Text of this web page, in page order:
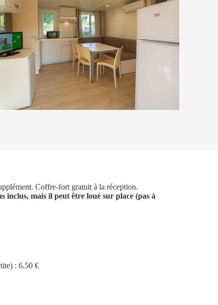
Coffre-fort gratuit à la réception.
inclus, mais il peut être loué sur place (pas à
: 6,50 €